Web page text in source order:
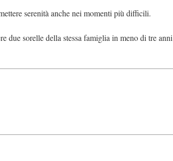
serenità anche nei momenti più difficili.
due sorelle della stessa famiglia in meno di tre